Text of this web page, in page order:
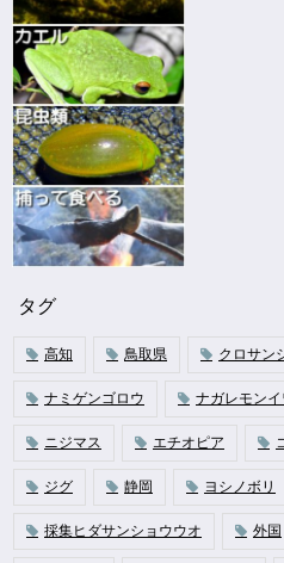
タグ
高知 鳥取県 クロサン
ナミゲンゴロウ ナガレモンイ
ニジマス エチオピア
ジグ 静岡 ヨシノボリ
採集ヒダサンショウウオ 外国